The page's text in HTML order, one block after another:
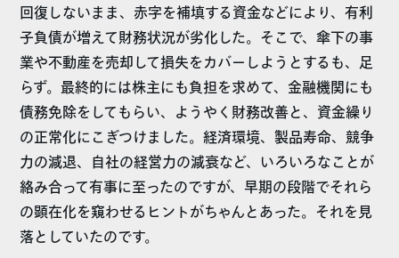
回復しないまま、赤字を補填する資金などにより、有利
子負債が増えて財務状況が劣化した。そこで、傘下の事
業や不動産を売却して損失をカバーしようとするも、足
らず。最終的には株主にも負担を求めて、金融機関にも
債務免除をしてもらい、ようやく財務改善と、資金繰り
の正常化にこぎつけました。経済環境、製品寿命、競争
力の減退、自社の経営力の減衰など、いろいろなことが
絡み合って有事に至ったのですが、早期の段階でそれら
の顕在化を窺わせるヒントがちゃんとあった。それを見
落としていたのです。